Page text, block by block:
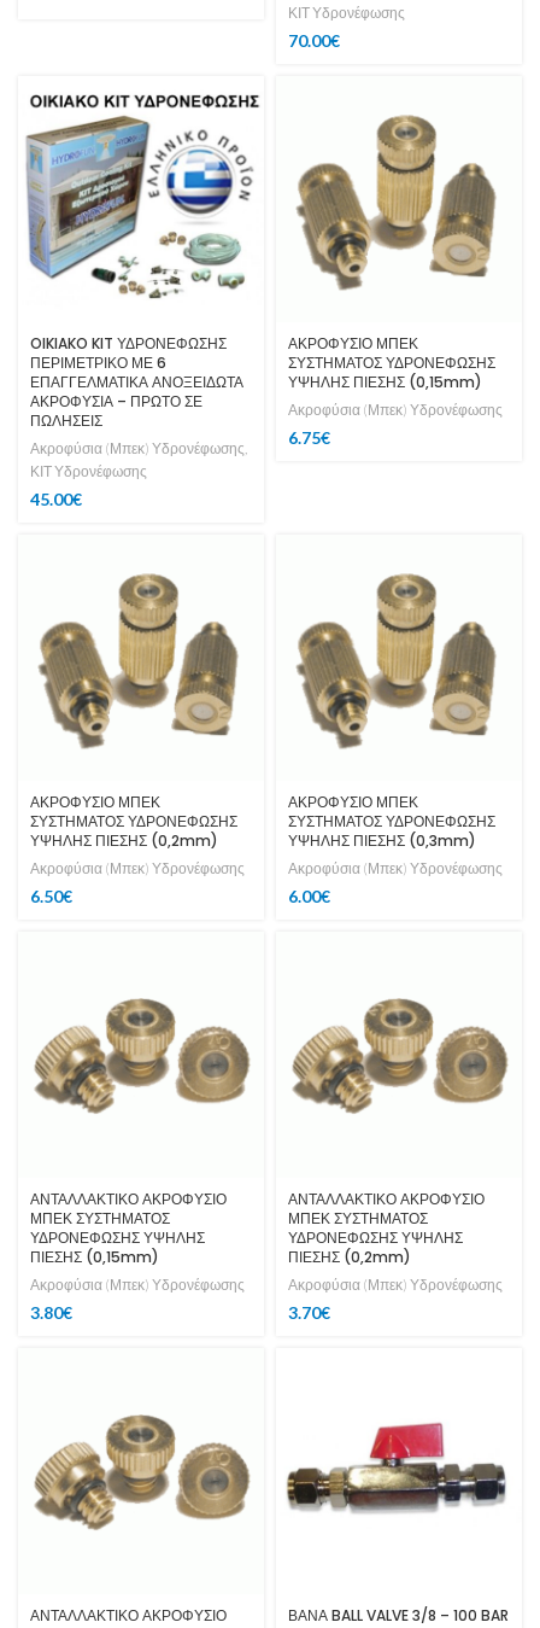
ΚΙΤ Υδρονέφωσης
70.00€
OIKIAKO KIT ΥΔΡΟΝΕΦΩΣΗΣ
ΠΕΡΙΜΕΤΡΙΚΟ ΜΕ 6
ΕΠΑΓΓΕΛΜΑΤΙΚΑ ΑΝΟΞΕΙΔΩΤΑ
ΑΚΡΟΦΥΣΙΑ – ΠΡΩΤΟ ΣΕ
ΠΩΛΗΣΕΙΣ
Ακροφύσια (Μπεκ) Υδρονέφωσης,
ΚΙΤ Υδρονέφωσης
45.00€
ΑΚΡΟΦΥΣΙΟ ΜΠΕΚ
ΣΥΣΤΗΜΑΤΟΣ ΥΔΡΟΝΕΦΩΣΗΣ
ΥΨΗΛΗΣ ΠΙΕΣΗΣ (0,15mm)
Ακροφύσια (Μπεκ) Υδρονέφωσης
6.75€
ΑΚΡΟΦΥΣΙΟ ΜΠΕΚ
ΣΥΣΤΗΜΑΤΟΣ ΥΔΡΟΝΕΦΩΣΗΣ
ΥΨΗΛΗΣ ΠΙΕΣΗΣ (0,2mm)
Ακροφύσια (Μπεκ) Υδρονέφωσης
6.50€
ΑΚΡΟΦΥΣΙΟ ΜΠΕΚ
ΣΥΣΤΗΜΑΤΟΣ ΥΔΡΟΝΕΦΩΣΗΣ
ΥΨΗΛΗΣ ΠΙΕΣΗΣ (0,3mm)
Ακροφύσια (Μπεκ) Υδρονέφωσης
6.00€
ΑΝΤΑΛΛΑΚΤΙΚΟ ΑΚΡΟΦΥΣΙΟ
ΜΠΕΚ ΣΥΣΤΗΜΑΤΟΣ
ΥΔΡΟΝΕΦΩΣΗΣ ΥΨΗΛΗΣ
ΠΙΕΣΗΣ (0,15mm)
Ακροφύσια (Μπεκ) Υδρονέφωσης
3.80€
ΑΝΤΑΛΛΑΚΤΙΚΟ ΑΚΡΟΦΥΣΙΟ
ΜΠΕΚ ΣΥΣΤΗΜΑΤΟΣ
ΥΔΡΟΝΕΦΩΣΗΣ ΥΨΗΛΗΣ
ΠΙΕΣΗΣ (0,2mm)
Ακροφύσια (Μπεκ) Υδρονέφωσης
3.70€
ΑΝΤΑΛΛΑΚΤΙΚΟ ΑΚΡΟΦΥΣΙΟ
ΒΑΝΑ BALL VALVE 3/8 – 100 BAR